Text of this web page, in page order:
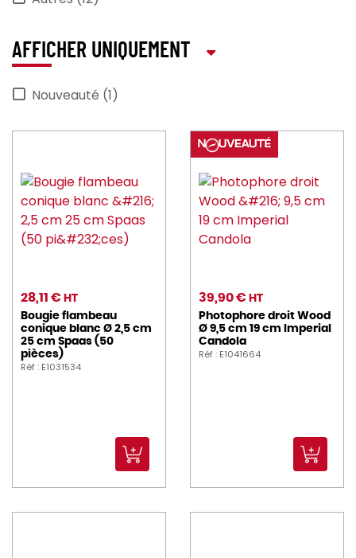
AFFICHER UNIQUEMENT
Nouveauté (1)
28,11 € HT
Bougie flambeau
conique blanc Ø 2,5 cm
25 cm Spaas (50
pièces)
Réf : E1031534
39,90 € HT
Photophore droit Wood
Ø 9,5 cm 19 cm Imperial
Candola
Réf : E1041664